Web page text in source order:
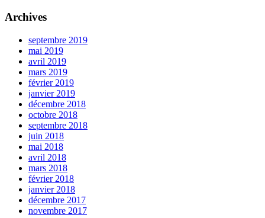
Archives
septembre 2019
mai 2019
avril 2019
mars 2019
février 2019
janvier 2019
décembre 2018
octobre 2018
septembre 2018
juin 2018
mai 2018
avril 2018
mars 2018
février 2018
janvier 2018
décembre 2017
novembre 2017